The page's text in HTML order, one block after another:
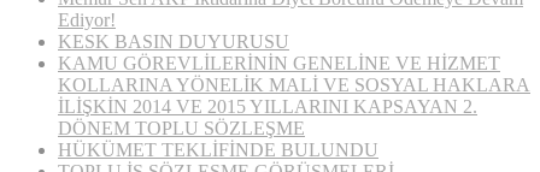
Ediyor!
KESK BASIN DUYURUSU
KAMU GÖREVLİLERİNİN GENELİNE VE HİZMET
KOLLARINA YÖNELİK MALİ VE SOSYAL HAKLARA
İLİŞKİN 2014 VE 2015 YILLARINI KAPSAYAN 2.
DÖNEM TOPLU SÖZLEŞME
HÜKÜMET TEKLİFİNDE BULUNDU